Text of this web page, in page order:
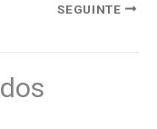
SEGUINTE